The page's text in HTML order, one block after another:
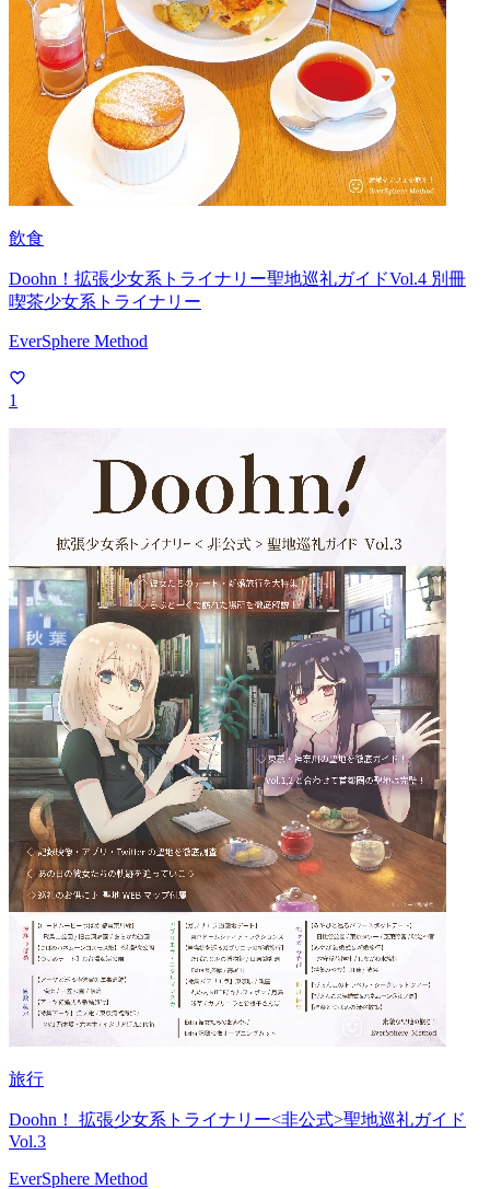
飲食
Doohn！拡張少女系トライナリー聖地巡礼ガイドVol.4 別冊
喫茶少女系トライナリー
EverSphere Method
1
旅行
Doohn！ 拡張少女系トライナリー<非公式>聖地巡礼ガイド
Vol.3
EverSphere Method